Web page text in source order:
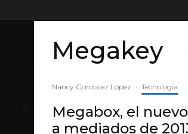
Megakey
Nancy González López · Tecnología
Megabox, el
a mediados de